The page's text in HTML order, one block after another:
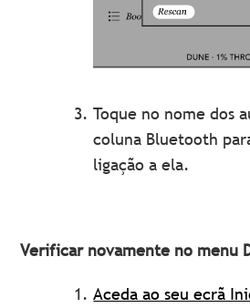
Toque no nome dos
coluna Bluetooth
ligação a ela.
Verificar novamente no menu
Aceda ao seu ecrã